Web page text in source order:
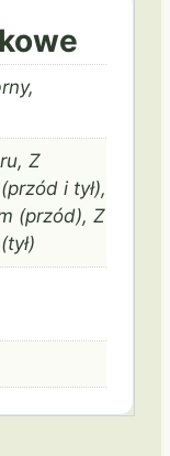
Z
i tył),
(przód), Z